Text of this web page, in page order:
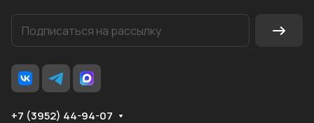
+7 (3952) 44-94-07